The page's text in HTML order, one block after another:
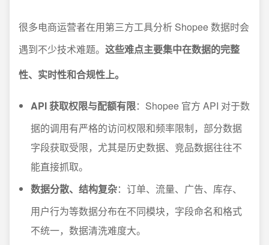
很多电商运营者在用第三方工具分析 Shopee 数据时会
遇到不少技术难题。 这些难点主要集中在数据的完整
性、实时性和合规性上。
API 获取权限与配额有限：Shopee 官方 API 对于数
据的调用有严格的访问权限和频率限制，部分数据
字段获取受限，尤其是历史数据、竞品数据往往不
能直接抓取。
数据分散、结构复杂：订单、流量、广告、库存、
用户行为等数据分布在不同模块，字段命名和格式
不统一，数据清洗难度大。